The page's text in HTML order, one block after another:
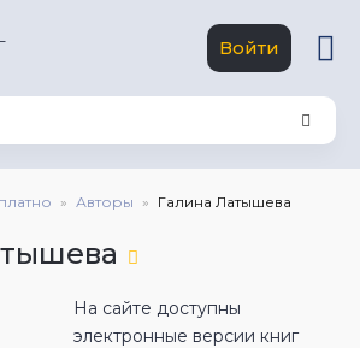
Войти
Авторы Галина Латышева
На сайте доступны
электронные версии книг